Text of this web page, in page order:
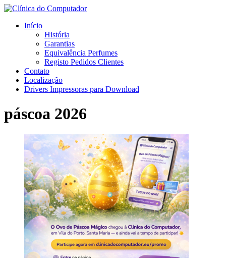
Início
História
Garantias
Equivalência Perfumes
Registo Pedidos Clientes
Contato
Localização
Drivers Impressoras para Download
páscoa 2026